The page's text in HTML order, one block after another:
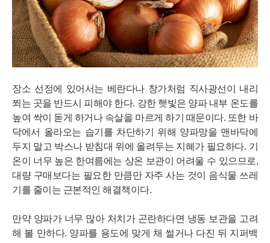
장소 선정에 있어서는 베란다나 창가처럼 직사광선이 내리
쬐는 곳을 반드시 피해야 한다. 강한 햇빛은 양파 내부 온도를
높여 싹이 돋게 하거나 속살을 마르게 하기 때문이다. 또한 바
닥에서 올라오는 습기를 차단하기 위해 양파망을 맨바닥에
두지 말고 박스나 받침대 위에 올려두는 지혜가 필요하다. 기
온이 너무 높은 한여름에는 상온 보관이 어려울 수 있으므로,
대량 구매보다는 필요한 만큼만 자주 사는 것이 음식물 쓰레
기를 줄이는 근본적인 해결책이다.
만약 양파가 너무 많아 처치가 곤란하다면 냉동 보관을 고려
해 볼 만하다. 양파를 용도에 맞게 채 썰거나 다진 뒤 지퍼백